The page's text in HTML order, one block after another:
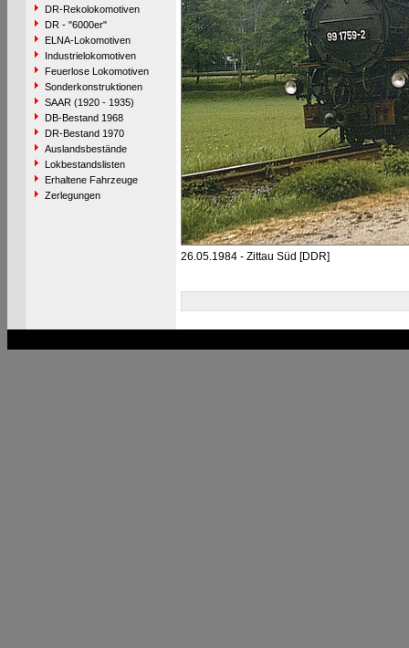
DR-Rekolokomotiven
DR - "6000er"
ELNA-Lokomotiven
Industrielokomotiven
Feuerlose Lokomotiven
Sonderkonstruktionen
SAAR (1920 - 1935)
DB-Bestand 1968
DR-Bestand 1970
Auslandsbestände
Lokbestandslisten
Erhaltene Fahrzeuge
Zerlegungen
26.05.1984 - Zittau Süd [DDR]